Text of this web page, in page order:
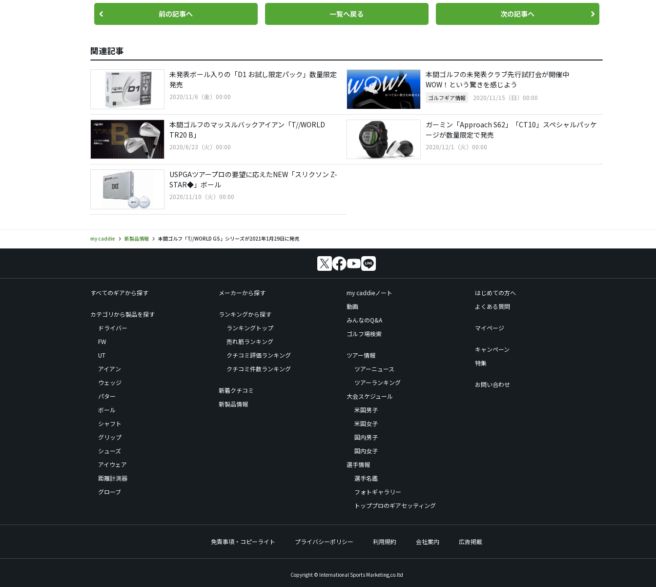
前の記事へ 一覧へ戻る 次の記事へ
関連記事
未発表ボール入りの「D1 お試し限定パック」数量限定
発売
2020/11/6（金）00:00
本間ゴルフの未発表クラブ先行試打会が開催中
WOW！という驚きを感じよう
ゴルフギア情報 2020/11/15（日）00:00
本間ゴルフのマッスルバックアイアン「T//WORLD
TR20 B」
2020/6/23（火）00:00
ガーミン「Approach S62」「CT10」スペシャルパッケ
ージが数量限定で発売
2020/12/1（火）00:00
USPGAツアープロの要望に応えたNEW「スリクソン Z-
STAR◆」ボール
2020/11/10（火）00:00
my caddie 新製品情報 本間ゴルフ「T//WORLD GS」シリーズが2021年1月29日に発売
すべてのギアから探す
カテゴリから製品を探す
ドライバー
FW
UT
アイアン
ウェッジ
パター
ボール
シャフト
グリップ
シューズ
アイウェア
距離計測器
グローブ
メーカーから探す
ランキングから探す
ランキングトップ
売れ筋ランキング
クチコミ評価ランキング
クチコミ件数ランキング
新着クチコミ
新製品情報
my caddieノート
動画
みんなのQ&A
ゴルフ場検索
ツアー情報
ツアーニュース
ツアーランキング
大会スケジュール
米国男子
米国女子
国内男子
国内女子
選手情報
選手名鑑
フォトギャラリー
トッププロのギアセッティング
はじめての方へ
よくある質問
マイページ
キャンペーン
特集
お問い合わせ
免責事項・コピーライト プライバシーポリシー 利用規約 会社案内 広告掲載
Copyright © International Sports Marketing,co.ltd